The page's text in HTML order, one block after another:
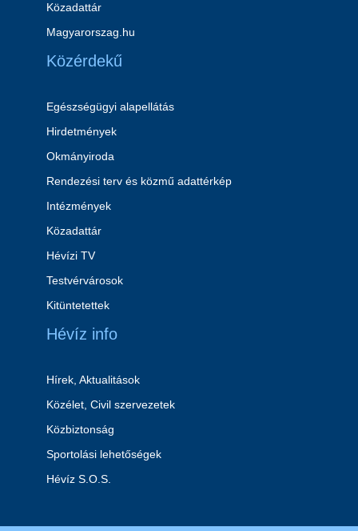
Közadattár
Magyarorszag.hu
Közérdekű
Egészségügyi alapellátás
Hirdetmények
Okmányiroda
Rendezési terv és közmű adattérkép
Intézmények
Közadattár
Hévízi TV
Testvérvárosok
Kitüntetettek
Hévíz info
Hírek, Aktualitások
Közélet, Civil szervezetek
Közbiztonság
Sportolási lehetőségek
Hévíz S.O.S.